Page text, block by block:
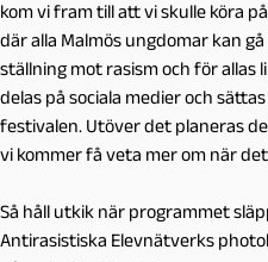
kom vi fram till att vi skulle köra
där alla Malmös ungdomar kan
ställning mot rasism och för allas
delas på sociala medier och
festivalen. Utöver det planeras
vi kommer få veta mer om när
Så håll utkik när programmet
Antirasistiska Elevnätverks